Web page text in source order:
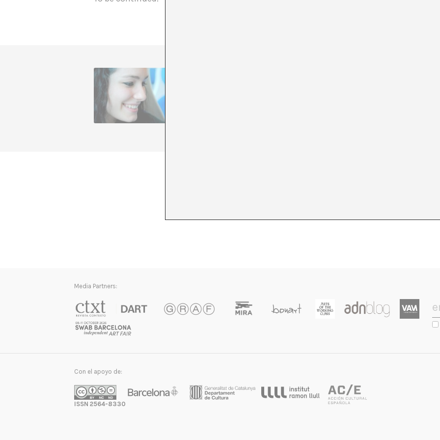
mirada curiosa a la par que analítica; la investigación ha sido siempre su
artístico a partir de la reflexión entorno a las diferentes actuaciones de sus
Media Partners:
Con el apoyo de:
ISSN 2564-8330